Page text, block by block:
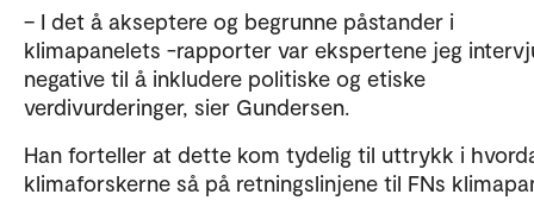
– I det å akseptere og begrunne påstander i
klimapanelets -rapporter var ekspertene jeg
negative til å inkludere politiske og etiske
verdivurderinger, sier Gundersen.
Han forteller at dette kom tydelig til uttrykk i
klimaforskerne så på retningslinjene til FNs